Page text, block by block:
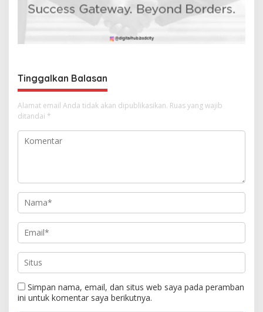
p
s
Tinggalkan Balasan
Alamat email Anda tidak akan dipublikasikan. Ruas yang wajib
ditandai *
Simpan nama, email, dan situs web saya pada peramban
ini untuk komentar saya berikutnya.